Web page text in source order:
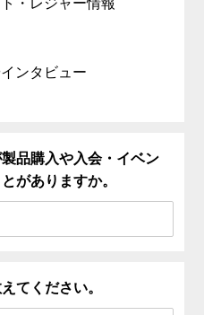
・レジャー情報
ンタビュー
品購入や入会・イベン
がありますか。
てください。